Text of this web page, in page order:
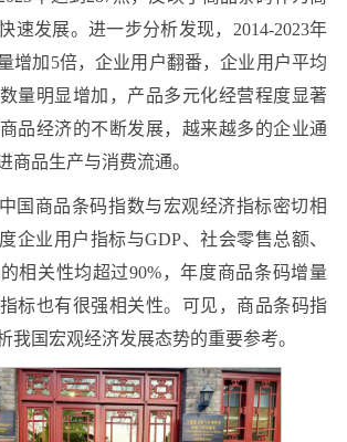
速发展。进一步分析发现，2014-2023年
增加5倍，企业用户翻番，企业用户平均
量明显增加，产品多元化经营程度显著
品经济的不断发展，越来越多的企业通
商品生产与消费流通。
国商品条码指数与宏观经济指标密切相
企业用户指标与GDP、社会零售总额、
相关性均超过90%，年度商品条码增量
标也有很强相关性。可见，商品条码指
我国宏观经济发展态势的重要参考。